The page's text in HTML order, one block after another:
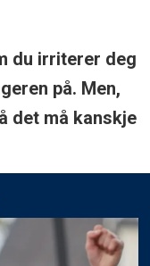
du irriterer deg
på. Men,
det må kanskje